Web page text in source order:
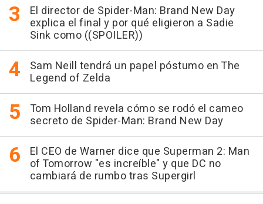
El director de Spider-Man: Brand New Day
explica el final y por qué eligieron a Sadie
Sink como ((SPOILER))
Sam Neill tendrá un papel póstumo en The
Legend of Zelda
Tom Holland revela cómo se rodó el cameo
secreto de Spider-Man: Brand New Day
El CEO de Warner dice que Superman 2: Man
of Tomorrow "es increíble" y que DC no
cambiará de rumbo tras Supergirl